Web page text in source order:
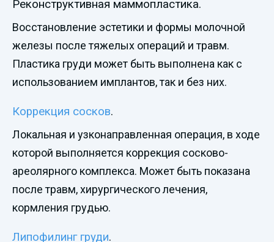
Реконструктивная маммопластика.
Восстановление эстетики и формы молочной
железы после тяжелых операций и травм.
Пластика груди может быть выполнена как с
использованием имплантов, так и без них.
Коррекция сосков.
Локальная и узконаправленная операция, в ходе
которой выполняется коррекция сосково-
ареолярного комплекса. Может быть показана
после травм, хирургического лечения,
кормления грудью.
Липофилинг груди.